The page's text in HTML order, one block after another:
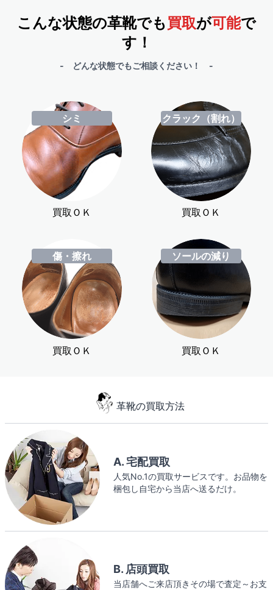
こんな状態の革靴でも買取が可能で
す！
- どんな状態でもご相談ください！ -
シミ
買取ＯＫ
クラック（割れ）
買取ＯＫ
傷・擦れ
買取ＯＫ
ソールの減り
買取ＯＫ
革靴の買取方法
A. 宅配買取
人気No.1の買取サービスです。お品物を
梱包し自宅から当店へ送るだけ。
B. 店頭買取
当店舗へご来店頂きその場で査定～お支